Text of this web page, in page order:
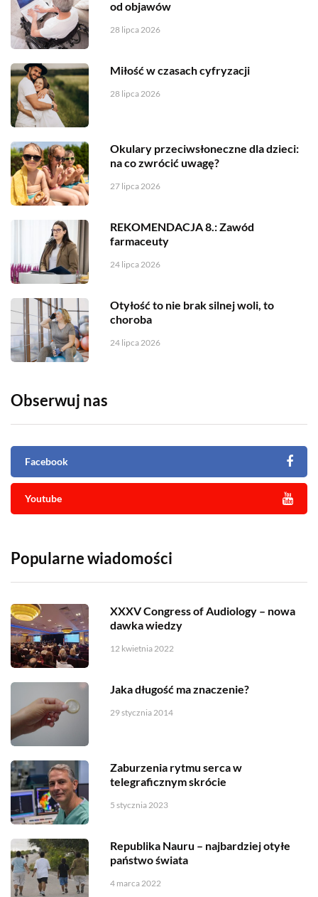
od objawów
28 lipca 2026
Miłość w czasach cyfryzacji
28 lipca 2026
Okulary przeciwsłoneczne dla dzieci:
na co zwrócić uwagę?
27 lipca 2026
REKOMENDACJA 8.: Zawód
farmaceuty
24 lipca 2026
Otyłość to nie brak silnej woli, to
choroba
24 lipca 2026
Obserwuj nas
Facebook
Youtube
Popularne wiadomości
XXXV Congress of Audiology – nowa
dawka wiedzy
12 kwietnia 2022
Jaka długość ma znaczenie?
29 stycznia 2014
Zaburzenia rytmu serca w
telegraficznym skrócie
5 stycznia 2023
Republika Nauru – najbardziej otyłe
państwo świata
4 marca 2022